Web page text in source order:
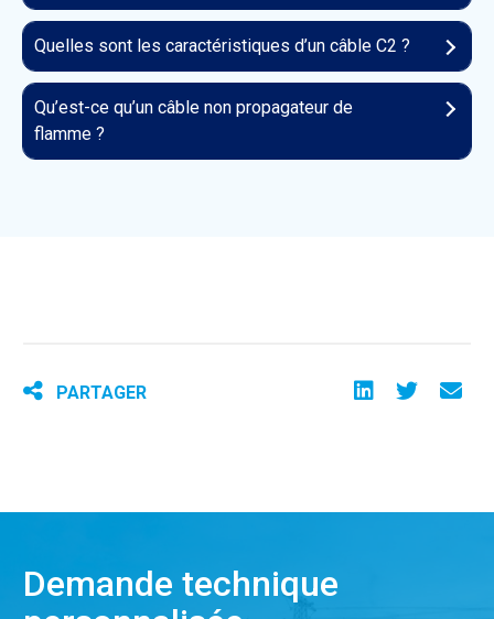
Quelles sont les caractéristiques d’un câble C2 ?
Qu’est-ce qu’un câble non propagateur de
flamme ?
PARTAGER
Demande technique